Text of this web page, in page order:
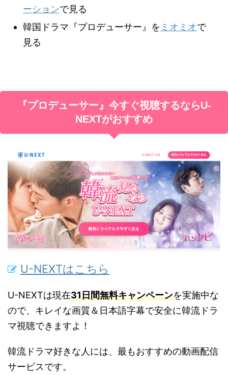
ーションで見る
韓国ドラマ『プロデューサー』を ミオミオで
見る
『プロデューサー』 今すぐ視聴するならU-
NEXTがおすすめ
U-NEXTはこちら
U-NEXTは現在31日間無料キャンペーンを実施中な
ので、キレイな画質＆日本語字幕で安全に韓流ドラ
マ視聴できますよ！
韓流ドラマ好きな人には、最もおすすめの動画配信
サービスです。